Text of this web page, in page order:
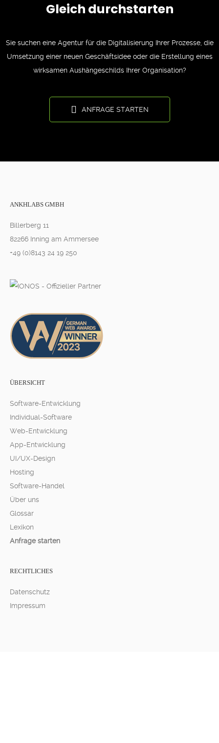
Gleich durchstarten
Sie suchen eine Agentur für die Digitalisierung Ihrer Prozesse, die
Umsetzung einer neuen Geschäftsidee oder die Erstellung eines
wirksamen Aushängeschilds Ihrer Organisation?
ANFRAGE STARTEN
ANKHLABS GMBH
Billerberg 11
82266 Inning am Ammersee
+49 (0)8143 24 19 250
ÜBERSICHT
Software-Entwicklung
Individual-Software
Web-Entwicklung
App-Entwicklung
UI/UX-Design
Hosting
Software-Handel
Über uns
Glossar
Lexikon
Anfrage starten
RECHTLICHES
Datenschutz
Impressum